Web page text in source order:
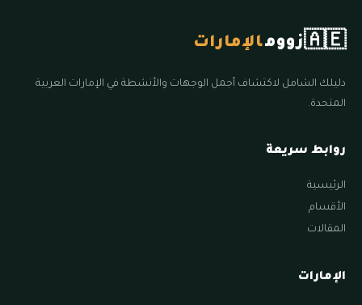
🇦🇪زوومالإمارات
دليلك الشامل لاكتشاف أجمل الوجهات والأنشطة في الإمارات العربية
المتحدة.
روابط سريعة
الرئيسية
الأقسام
المقالات
الإمارات